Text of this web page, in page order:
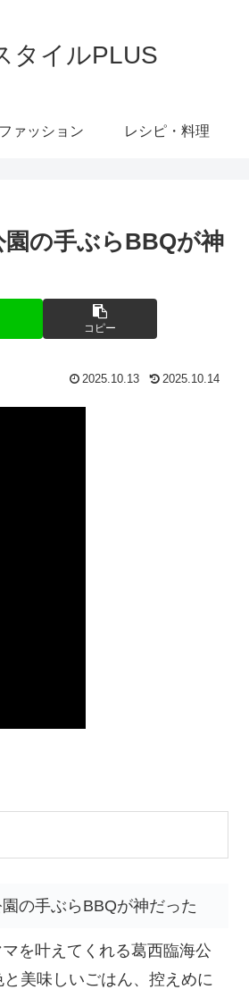
タイルPLUS
ァッション レシピ・料理
園の手ぶらBBQが神
コピー
2025.10.13 2025.10.14
の手ぶらBBQが神だった
を叶えてくれる葛西臨海公
美味しいごはん、控えめに